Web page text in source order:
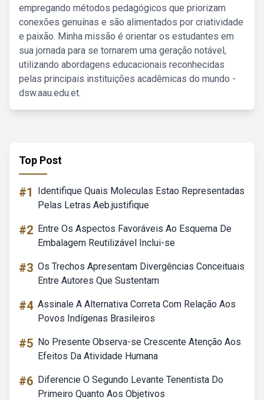
empregando métodos pedagógicos que priorizam
conexões genuínas e são alimentados por criatividade
e paixão. Minha missão é orientar os estudantes em
sua jornada para se tornarem uma geração notável,
utilizando abordagens educacionais reconhecidas
pelas principais instituições acadêmicas do mundo -
dsw.aau.edu.et.
Top Post
#1
Identifique Quais Moleculas Estao Representadas
Pelas Letras Aeb.justifique
#2 Entre Os Aspectos Favoráveis Ao Esquema De
Embalagem Reutilizável Inclui-se
#3 Os Trechos Apresentam Divergências Conceituais
Entre Autores Que Sustentam
#4 Assinale A Alternativa Correta Com Relação Aos
Povos Indígenas Brasileiros
#5 No Presente Observa-se Crescente Atenção Aos
Efeitos Da Atividade Humana
#6 Diferencie O Segundo Levante Tenentista Do
Primeiro Quanto Aos Objetivos